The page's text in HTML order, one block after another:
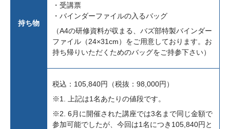
持ち物
・受講票
・バインダーファイルの入るバッグ
（A4の研修資料が収まる、バズ部特製バインダー
ファイル（24×31cm）をご用意しております。お
持ち帰りいただくためのバッグをご持参下さい）
税込：105,840円（税抜：98,000円）
※1. 上記は1名あたりの値段です。
※2. 6月に開催された講座では3名まで同じ金額で
参加可能でしたが、今回は1名につき105,840円と